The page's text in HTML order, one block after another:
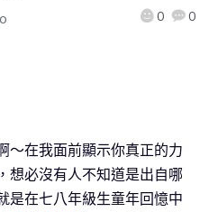
0 0
～在我面前顯示你真正的力
想必沒有人不知道是出自哪
是在七八年級生童年回憶中